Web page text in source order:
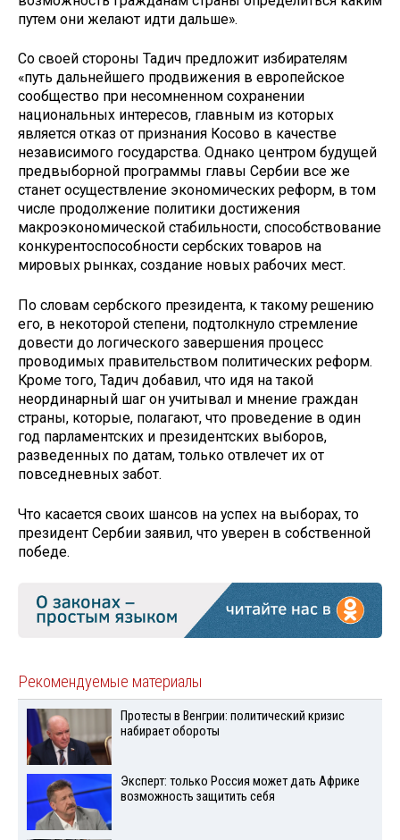
путем они желают идти дальше».
Со своей стороны Тадич предложит избирателям
«путь дальнейшего продвижения в европейское
сообщество при несомненном сохранении
национальных интересов, главным из которых
является отказ от признания Косово в качестве
независимого государства. Однако центром будущей
предвыборной программы главы Сербии все же
станет осуществление экономических реформ, в том
числе продолжение политики достижения
макроэкономической стабильности, способствование
конкурентоспособности сербских товаров на
мировых рынках, создание новых рабочих мест.
По словам сербского президента, к такому решению
его, в некоторой степени, подтолкнуло стремление
довести до логического завершения процесс
проводимых правительством политических реформ.
Кроме того, Тадич добавил, что идя на такой
неординарный шаг он учитывал и мнение граждан
страны, которые, полагают, что проведение в один
год парламентских и президентских выборов,
разведенных по датам, только отвлечет их от
повседневных забот.
Что касается своих шансов на успех на выборах, то
президент Сербии заявил, что уверен в собственной
победе.
Рекомендуемые материалы
Протесты в Венгрии: политический кризис
набирает обороты
Эксперт: только Россия может дать Африке
возможность защитить себя